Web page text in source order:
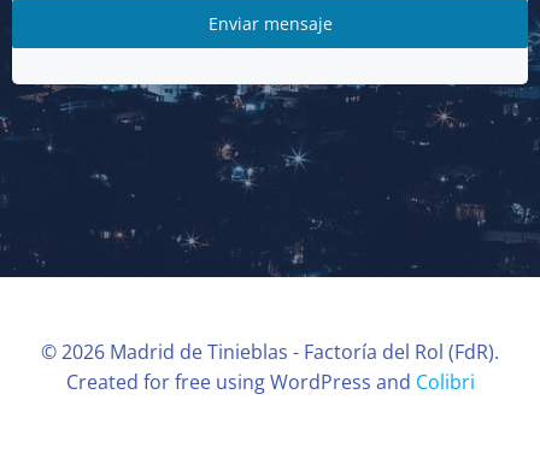
Enviar mensaje
© 2026 Madrid de Tinieblas - Factoría del Rol (FdR).
Created for free using WordPress and Colibri